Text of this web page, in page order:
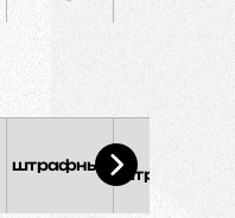
штрафных
штрафных